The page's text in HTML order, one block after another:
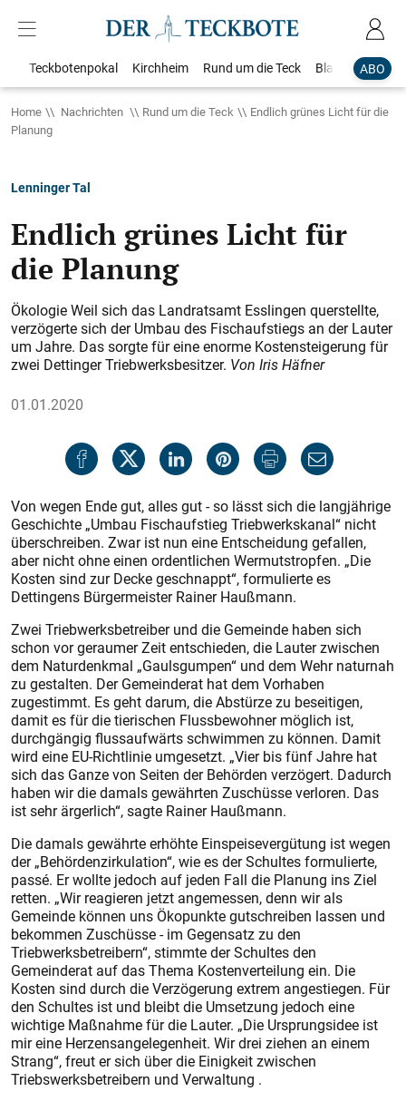
ABO
Teckbotenpokal Kirchheim Rund um die Teck Blaulicht
Home Nachrichten Rund um die Teck
Endlich grünes Licht für die
Planung
Lenninger Tal
Endlich grünes Licht für
die Planung
Ökologie Weil sich das Landratsamt Esslingen querstellte,
verzögerte sich der Umbau des Fischaufstiegs an der ­Lauter
um Jahre. Das sorgte für eine enorme Kostensteigerung für
zwei Dettinger Triebwerksbesitzer. Von Iris Häfner
01.01.2020
Von wegen Ende gut, alles gut - so lässt sich die langjährige
Geschichte „Umbau Fischaufstieg Triebwerkskanal“ nicht
überschreiben. Zwar ist nun eine Entscheidung gefallen,
aber nicht ohne einen ordentlichen Wermutstropfen. „Die
Kosten sind zur Decke geschnappt“, formulierte es
Dettingens Bürgermeister Rainer Haußmann.
Zwei Triebwerksbetreiber und die Gemeinde haben sich
schon vor geraumer Zeit entschieden, die Lauter zwischen
dem Naturdenkmal „Gaulsgumpen“ und dem Wehr naturnah
zu gestalten. Der Gemeinderat hat dem Vorhaben
zugestimmt. Es geht darum, die Abstürze zu beseitigen,
damit es für die tierischen Flussbewohner möglich ist,
durchgängig flussaufwärts schwimmen zu können. Damit
wird eine EU-Richtlinie umgesetzt. „Vier bis fünf Jahre hat
sich das Ganze von Seiten der Behörden verzögert. Dadurch
haben wir die damals gewährten Zuschüsse verloren. Das
ist sehr ärgerlich“, sagte Rainer Haußmann.
Die damals gewährte erhöhte Einspeisevergütung ist wegen
der „Behördenzirkulation“, wie es der Schultes formulierte,
passé. Er wollte jedoch auf jeden Fall die Planung ins Ziel
retten. „Wir reagieren jetzt angemessen, denn wir als
Gemeinde können uns Ökopunkte gutschreiben lassen und
bekommen Zuschüsse - im Gegensatz zu den
Triebwerksbetreibern“, stimmte der Schultes den
Gemeinderat auf das Thema Kostenverteilung ein. Die
Kosten sind durch die Verzögerung extrem angestiegen. Für
den Schultes ist und bleibt die Umsetzung jedoch eine
wichtige Maßnahme für die Lauter. „Die Ursprungsidee ist
mir eine Herzensangelegenheit. Wir drei ziehen an einem
Strang“, freut er sich über die Einigkeit zwischen
Triebswerksbetreibern und Verwaltung .